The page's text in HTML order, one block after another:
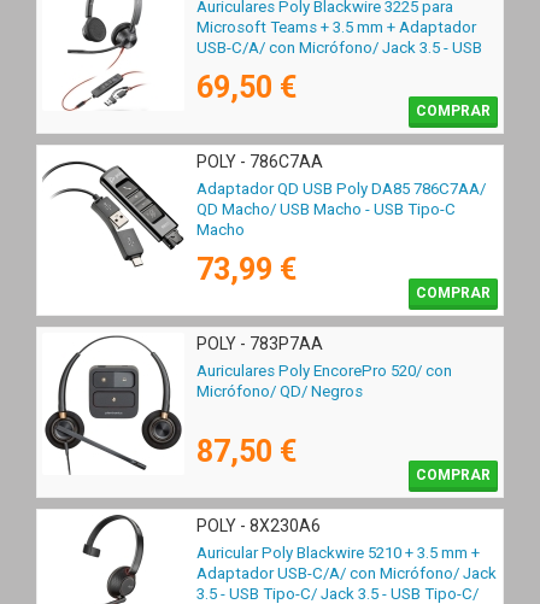
Auriculares Poly Blackwire 3225 para
Microsoft Teams + 3.5 mm + Adaptador
USB-C/A/ con Micrófono/ Jack 3.5 - USB
69,50 €
COMPRAR
POLY - 786C7AA
Adaptador QD USB Poly DA85 786C7AA/
QD Macho/ USB Macho - USB Tipo-C
Macho
73,99 €
COMPRAR
POLY - 783P7AA
Auriculares Poly EncorePro 520/ con
Micrófono/ QD/ Negros
87,50 €
COMPRAR
POLY - 8X230A6
Auricular Poly Blackwire 5210 + 3.5 mm +
Adaptador USB-C/A/ con Micrófono/ Jack
3.5 - USB Tipo-C/ Jack 3.5 - USB Tipo-C/